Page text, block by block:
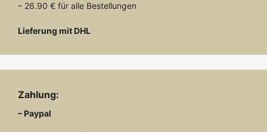
– 26.90 € für alle Bestellungen
Lieferung mit DHL
Zahlung:
– Paypal